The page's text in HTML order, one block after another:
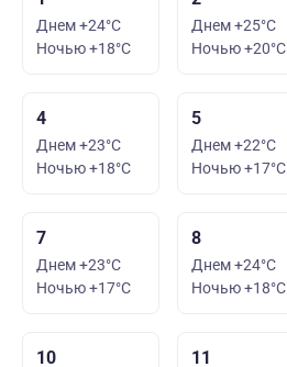
Днем +24°C
Ночью +18°C
Днем +25°C
Ночью +20°C
4
Днем +23°C
Ночью +18°C
5
Днем +22°C
Ночью +17°C
7
Днем +23°C
Ночью +17°C
8
Днем +24°C
Ночью +18°C
10 11